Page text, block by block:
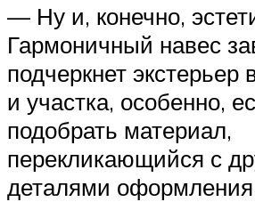
— Ну и, конечно,
Гармоничный навес
подчеркнет
и участка, особенно,
подобрать материал,
перекликающийся с
деталями